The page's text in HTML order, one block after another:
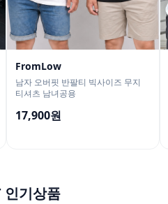
FromLow
남자 오버핏 반팔티 빅사이즈 무지
티셔츠 남녀공용
17,900원
인기상품